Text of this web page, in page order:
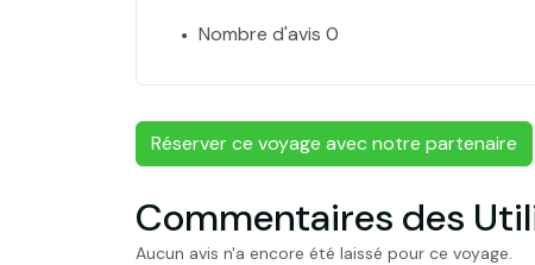
Nombre d'avis 0
Réserver ce voyage avec notre partenaire
Commentaires des
Aucun avis n'a encore été laissé pour ce voyage.